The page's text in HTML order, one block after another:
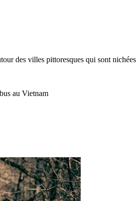
des villes pittoresques qui sont
au Vietnam